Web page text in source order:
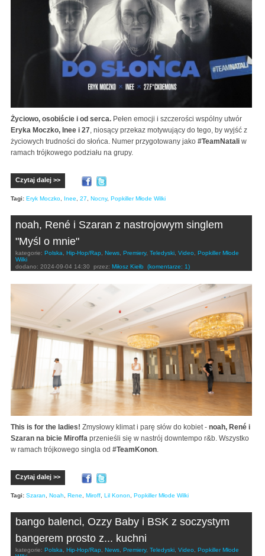
Życiowo, osobiście i od serca. Pełen emocji i szczerości wspólny utwór
Eryka Moczko, Inee i 27 , niosący przekaz motywujący do tego, by wyjść z
życiowych trudności do słońca. Numer przygotowany jako #TeamNatali w
ramach trójkowego podziału na grupy.
Czytaj dalej >>
Tagi: Eryk Moczko Inee 27 Nocny, Popkiller Młode Wilki
noah, René i Szaran z nastrojowym singlem
"Myśl o mnie"
kategorie: Polska Hip-Hop/Rap News Premiery, Teledyski Video
Popkiller Młode
Wilki
dodano: 2024-09-04 14:30 przez: Miłosz Kiełb (komentarze: 1)
This is for the ladies! Zmysłowy klimat i parę słów do kobiet - noah, René i
Szaran na bicie Miroffa przenieśli się w nastrój downtempo r&b. Wszystko
w ramach trójkowego singla od #TeamKonon
Czytaj dalej >>
Tagi: Szaran Noah Rene Miroff Lil Konon Popkiller Młode Wilki
bango balenci, Ozzy Baby i BSK z soczystym
bangerem prosto z... kuchni
kategorie: Polska Hip-Hop/Rap News Premiery, Teledyski Video
Popkiller Młode